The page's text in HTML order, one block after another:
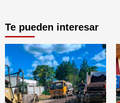
Te pueden interesar